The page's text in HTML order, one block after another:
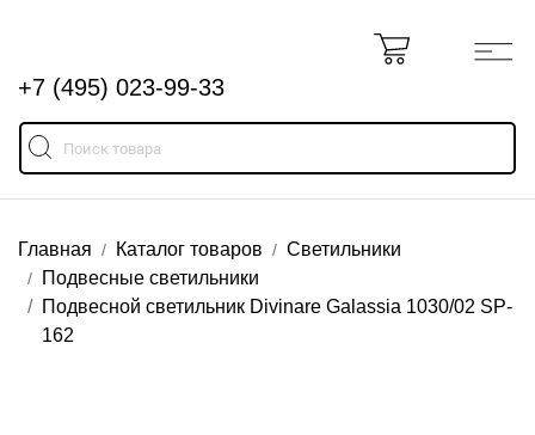
+7 (495) 023-99-33
Главная Каталог товаров
Светильники
Подвесные светильники
Подвесной светильник Divinare Galassia 1030/02 SP-
162